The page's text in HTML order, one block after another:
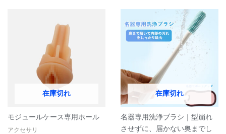
在庫切れ
モジュールケース専用ホール
アクセサリ
在庫切れ
名器専用洗浄ブラシ｜型崩れ
させずに、届かない奥までし